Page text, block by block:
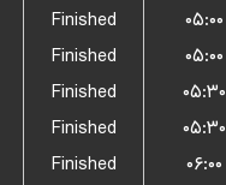
Finished
۰۵:۰۰
Finished
۰۵:۰۰
Finished
۰۵:۳۰
Finished
۰۵:۳۰
Finished
۰۶:۰۰